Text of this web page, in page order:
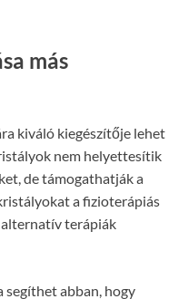
más
kiváló kiegészítője lehet
nem helyettesítik
de támogathatják a
a fizioterápiás
alternatív terápiák
segíthet abban, hogy